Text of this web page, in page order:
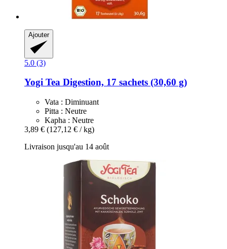
Ajouter
5.0 (3)
Yogi Tea Digestion, 17 sachets (30,60 g)
Vata : Diminuant
Pitta : Neutre
Kapha : Neutre
3,89 € (127,12 € / kg)
Livraison jusqu'au 14 août